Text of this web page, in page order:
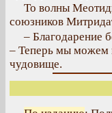
То волны
союзников
– Благодарение
– Теперь мы можем
чудовище.